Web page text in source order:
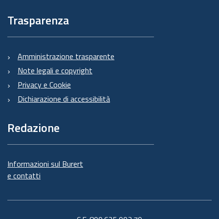
Trasparenza
Amministrazione trasparente
Note legali e copyright
Privacy e Cookie
Dichiarazione di accessibilità
Redazione
Informazioni sul Burert
e contatti